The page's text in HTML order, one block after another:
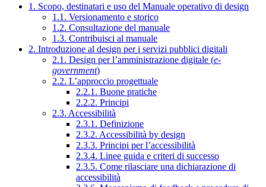
1. Scopo, destinatari e uso del Manuale operativo di design
1.1. Versionamento e storico
1.2. Consultazione del manuale
1.3. Contribuisci al manuale
2. Introduzione al design per i servizi pubblici digitali
2.1. Design per l’amministrazione digitale (e-
government)
2.2. L’approccio progettuale
2.2.1. Buone pratiche
2.2.2. Principi
2.3. Accessibilità
2.3.1. Definizione
2.3.2. Accessibilità by design
2.3.3. Principi per l’accessibilità
2.3.4. Linee guida e criteri di successo
2.3.5. Come rilasciare una dichiarazione di
accessibilità